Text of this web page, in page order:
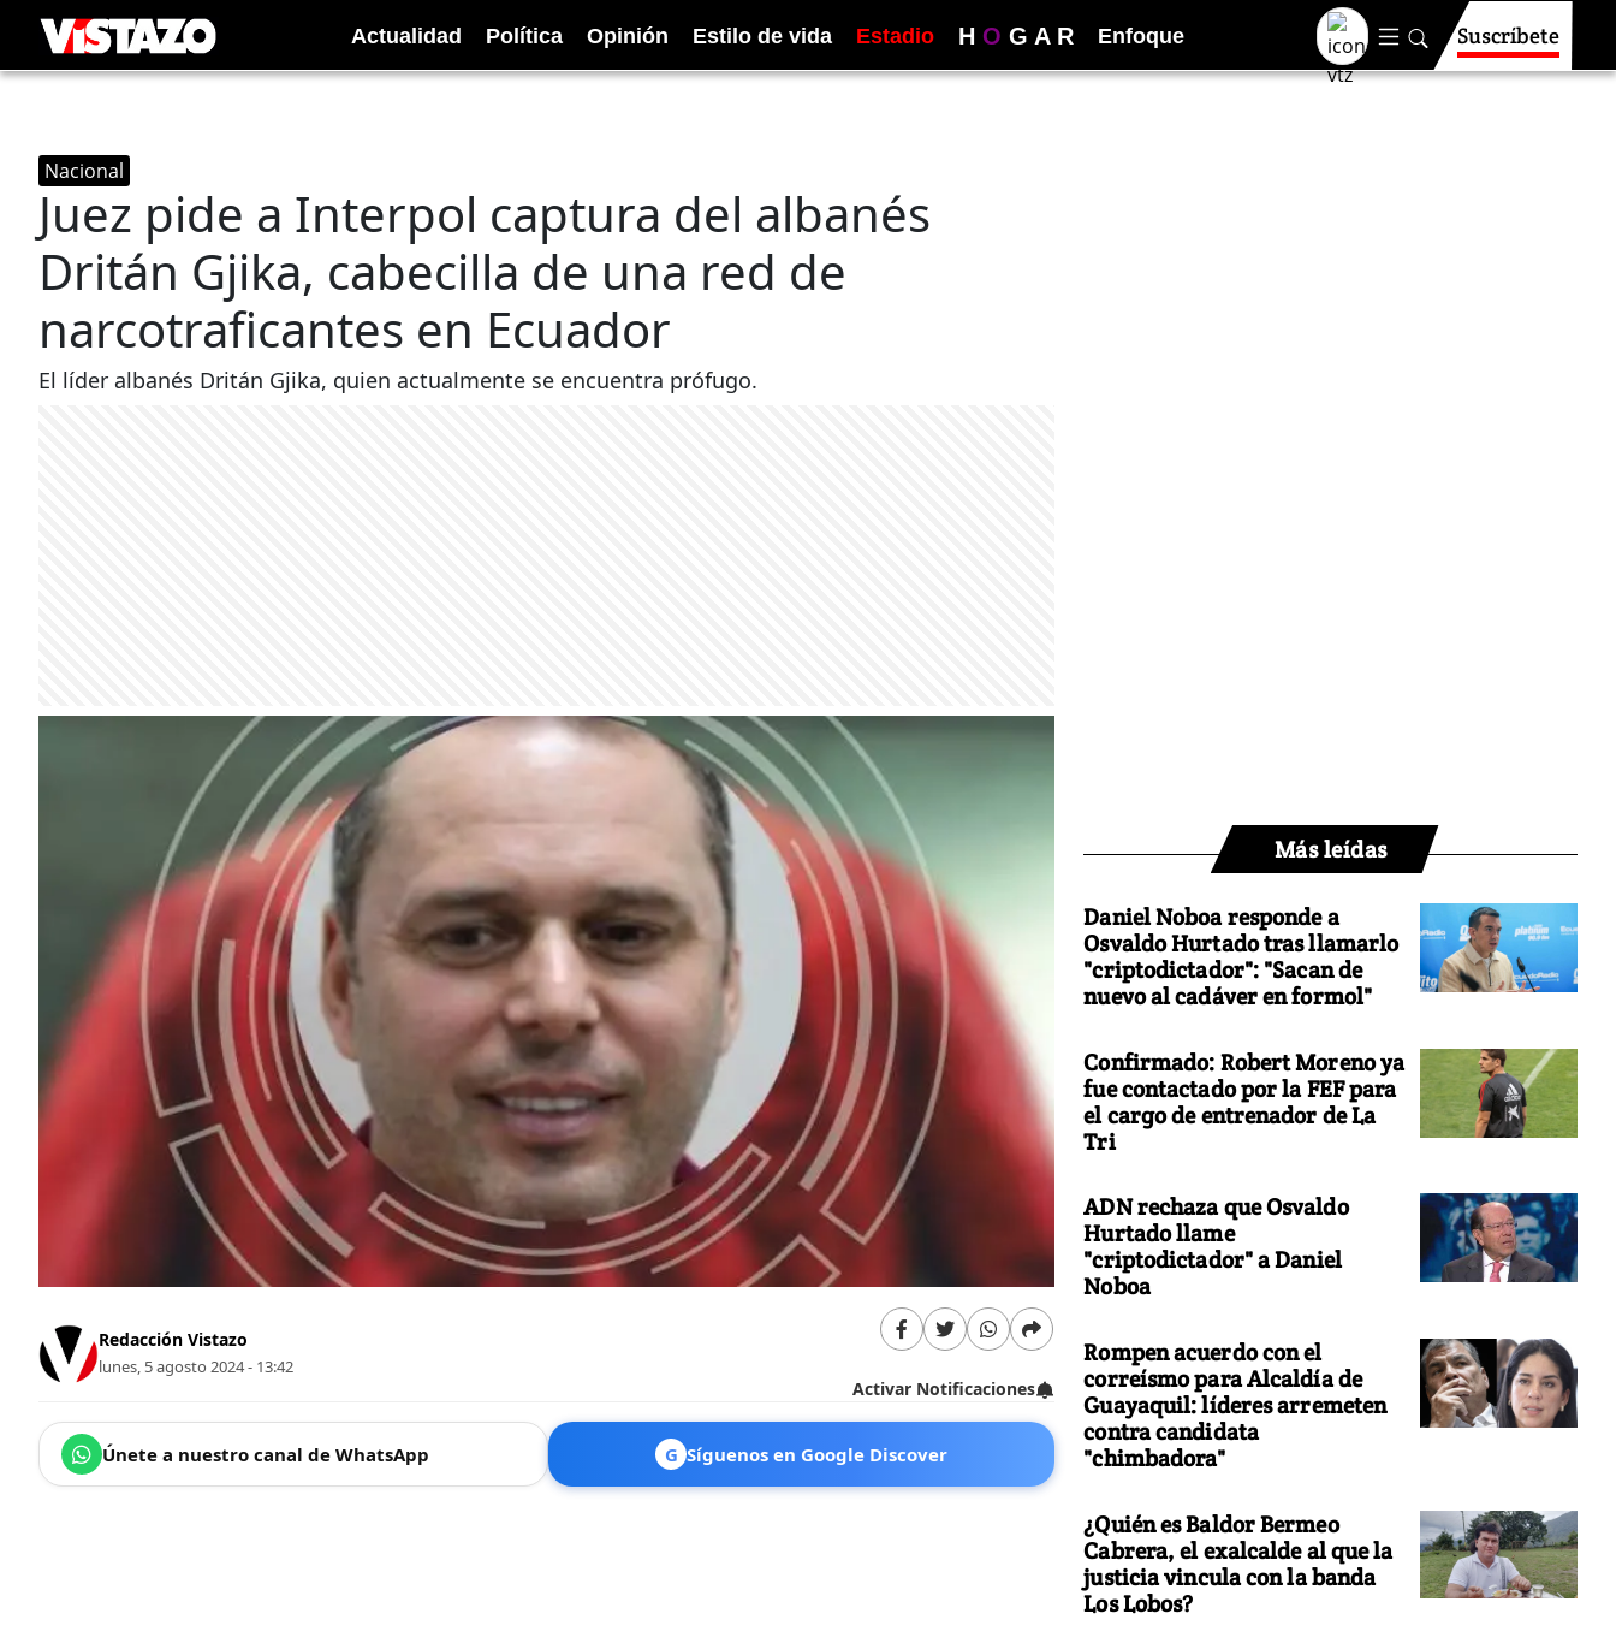
Actualidad Política Opinión Estilo de vida Estadio H O G A R Enfoque Suscríbete
Nacional
Juez pide a Interpol captura del albanés
Dritán Gjika, cabecilla de una red de
narcotraficantes en Ecuador
El líder albanés Dritán Gjika, quien actualmente se encuentra prófugo.
Redacción Vistazo
lunes, 5 agosto 2024 - 13:42
Activar Notificaciones
Únete a nuestro canal de WhatsApp G Síguenos en Google Discover
Más leídas
Daniel Noboa responde a
Osvaldo Hurtado tras llamarlo
"criptodictador": "Sacan de
nuevo al cadáver en formol"
Confirmado: Robert Moreno ya
fue contactado por la FEF para
el cargo de entrenador de La
Tri
ADN rechaza que Osvaldo
Hurtado llame
"criptodictador" a Daniel
Noboa
Rompen acuerdo con el
correísmo para Alcaldía de
Guayaquil: líderes arremeten
contra candidata
"chimbadora"
¿Quién es Baldor Bermeo
Cabrera, el exalcalde al que la
justicia vincula con la banda
Los Lobos?